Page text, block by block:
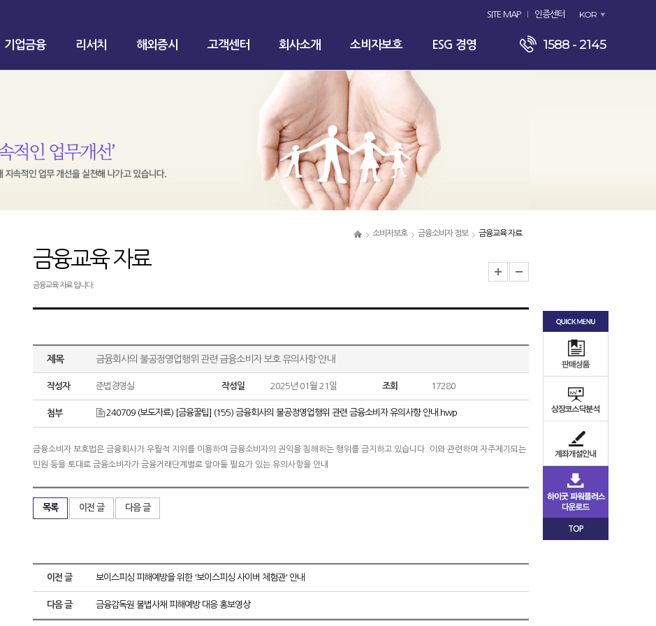
SITE MAP 인증센터 KOR
기업금융 리서치 해외증시 고객센터 회사소개 소비자보호 ESG 경영 1588 - 2145
소비자보호 금융소비자 정보 금융교육 자료
금융교육 자료
금융교육 자료 입니다.
제목 금융회사의 불공정영업행위 관련 금융소비자 보호 유의사항 안내
작성자 준법경영실 작성일 2025년 01월 21일 조회 17280
첨부 240709 (보도자료) [금융꿀팁] (155) 금융회사의 불공정영업행위 관련 금융소비자 유의사항 안내.hwp
금융소비자 보호법은 금융회사가 우월적 지위를 이용하여 금융소비자의 권익을 침해하는 행위를 금지하고 있습니다. 이와 관련하여 자주제기되는
민원 등을 토대로 금융소비자가 금융거래단계별로 알아둘 필요가 있는 유의사항을 안내
목록 이전 글 다음 글
이전 글 보이스피싱 피해예방을 위한 '보이스피싱 사이버 체험관' 안내
다음 글 금융감독원 불법사채 피해예방 대응 홍보영상
TOP